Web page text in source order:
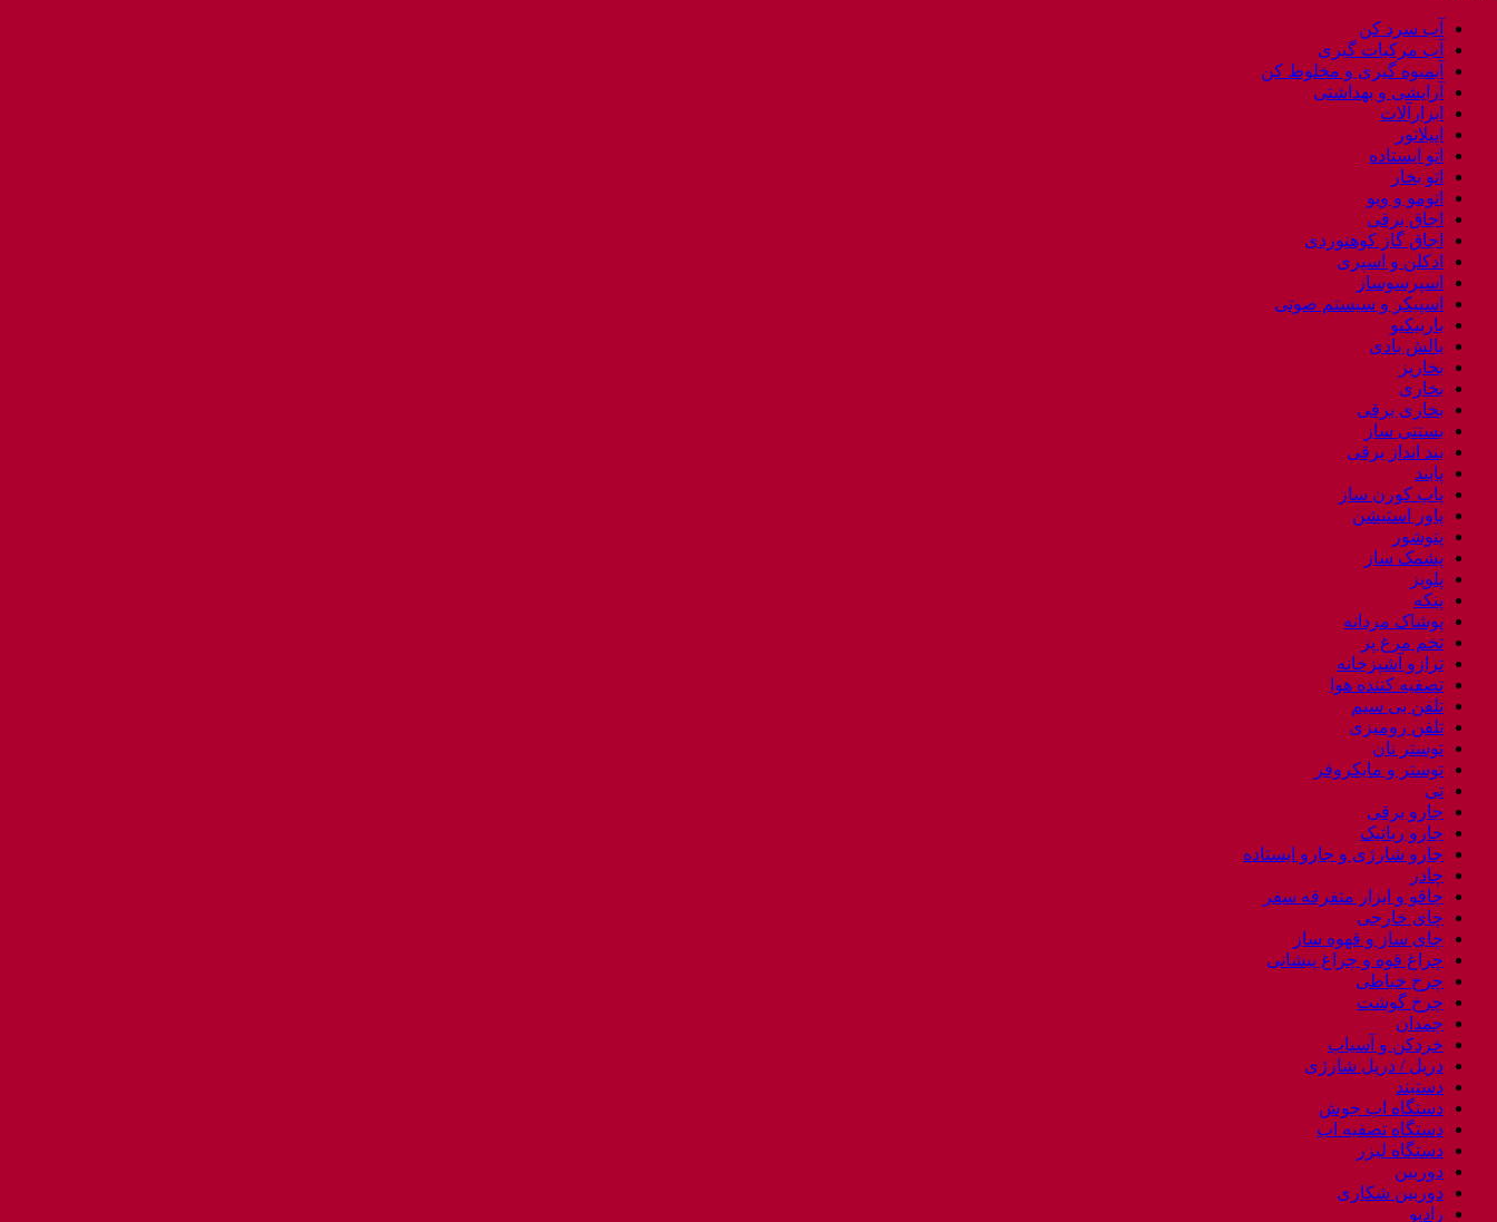
)
سنکور
مدل
6010
/
SENCOR
SRW6010WH
عدد
آب سرد کن
آب مرکبات گیری
آبمیوه گیری و مخلوط کن
آرایشی و بهداشتی
ابزارآلات
اپیلاتور
اتو ایستاده
اتو بخار
اتومو و ویو
اجاق برقی
اجاق گاز کوهنوردی
ادکلن و اسپری
اسپرسوساز
اسپیکر و سیستم صوتی
باربیکیو
بالش بادی
بخارپز
بخاری
بخاری برقی
بستنی ساز
بند انداز برقی
پابند
پاپ کورن ساز
پاور استیشن
پتوشور
پشمک ساز
پلوپز
پنکه
پوشاک مردانه
تخم مرغ پز
ترازو آشپزخانه
تصفیه کننده هوا
تلفن بی سیم
تلفن رومیزی
توستر نان
توستر و مایکروفر
تی
جارو برقی
جارو رباتیک
جارو شارژی و جارو ایستاده
چادر
چاقو و ابزار متفرقه سفر
چای خارجی
چای ساز و قهوه ساز
چراغ قوه و چراغ پیشانی
چرخ خیاطی
چرخ گوشت
چمدان
خردکن و آسیاب
دریل / دریل شارژی
دستبند
دستگاه اب جوش
دستگاه تصفیه اب
دستگاه لیزر
دوربین
دوربین شکاری
رادیو